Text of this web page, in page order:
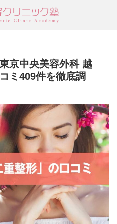
京中央美容外科 越
ミ409件を徹底調